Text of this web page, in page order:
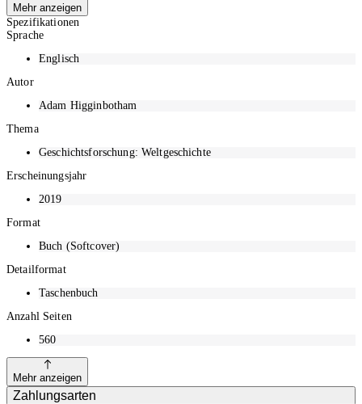
Mehr anzeigen
Spezifikationen
Sprache
Englisch
Autor
Adam Higginbotham
Thema
Geschichtsforschung: Weltgeschichte
Erscheinungsjahr
2019
Format
Buch (Softcover)
Detailformat
Taschenbuch
Anzahl Seiten
560
Mehr anzeigen
Zahlungsarten